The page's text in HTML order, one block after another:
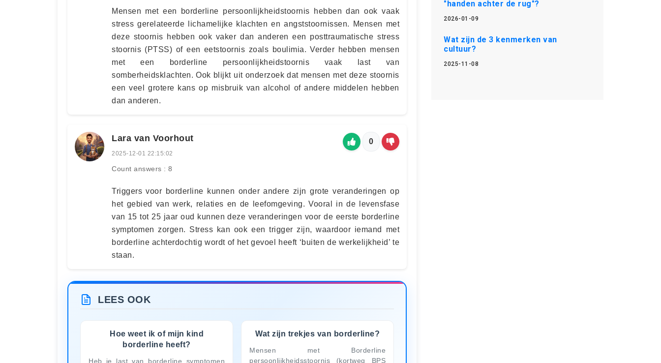
Mensen met een borderline persoonlijkheidstoornis hebben dan ook vaak
stress gerelateerde lichamelijke klachten en angststoornissen. Mensen met
deze stoornis hebben ook vaker dan anderen een posttraumatische stress
stoornis (PTSS) of een eetstoornis zoals boulimia. Verder hebben mensen
met een borderline persoonlijkheidstoornis vaak last van
somberheidsklachten. Ook blijkt uit onderzoek dat mensen met deze stoornis
een veel grotere kans op misbruik van alcohol of andere middelen hebben
dan anderen.
Lara van Voorhout
2025-12-01 22:15:02
Count answers : 8
0
Triggers voor borderline kunnen onder andere zijn grote veranderingen op
het gebied van werk, relaties en de leefomgeving. Vooral in de levensfase
van 15 tot 25 jaar oud kunnen deze veranderingen voor de eerste borderline
symptomen zorgen. Stress kan ook een trigger zijn, waardoor iemand met
borderline achterdochtig wordt of het gevoel heeft ‘buiten de werkelijkheid’ te
staan.
LEES OOK
Hoe weet ik of mijn kind
borderline heeft?
Heb je last van borderline symptomen
Wat zijn trekjes van borderline?
Mensen met Borderline
persoonlijkheidsstoornis (kortweg BPS
"handen achter de rug"?
2026-01-09
Wat zijn de 3 kenmerken van
cultuur?
2025-11-08